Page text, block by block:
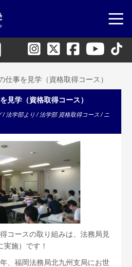
仕事を見学（資格取得コース）
見学（資格取得コース）
/法学部より/法学部 資格取得コース/ニ
コースの取り組みは、法務局見
実施）です！
、福岡法務局北九州支局にお世